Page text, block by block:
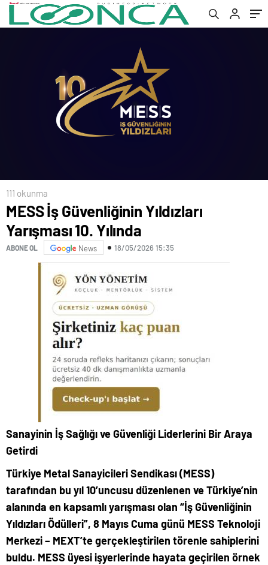
111 okunma
MESS İş Güvenliğinin Yıldızları
Yarışması 10. Yılında
ABONE OL News 18/05/2026 15:35
Sanayinin İş Sağlığı ve Güvenliği Liderlerini Bir Araya
Getirdi
Türkiye Metal Sanayicileri Sendikası (MESS)
tarafından bu yıl 10’uncusu düzenlenen ve Türkiye’nin
alanında en kapsamlı yarışması olan “İş Güvenliğinin
Yıldızları Ödülleri”, 8 Mayıs Cuma günü MESS Teknoloji
Merkezi – MEXT’te gerçekleştirilen törenle sahiplerini
buldu. MESS üyesi işyerlerinde hayata geçirilen örnek